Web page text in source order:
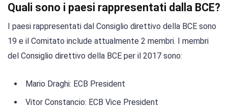
Quali sono i paesi rappresentati dalla BCE?
I paesi rappresentati dal Consiglio direttivo della BCE sono
19 e il Comitato include attualmente 2 membri. I membri
del Consiglio direttivo della BCE per il 2017 sono:
Mario Draghi: ECB President
Vitor Constancio: ECB Vice President